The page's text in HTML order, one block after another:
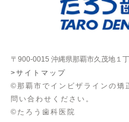
〒900-0015 沖縄県那覇市久茂地１
>サイトマップ
©那覇市でインビザラインの矯
問い合わせください。
©たろう歯科医院